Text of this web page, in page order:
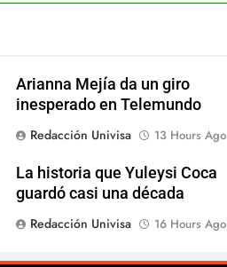
Arianna Mejía da un giro
inesperado en Telemundo
Redacción Univisa
13 Hours Ago
La historia que Yuleysi Coca
guardó casi una década
Redacción Univisa
16 Hours Ago